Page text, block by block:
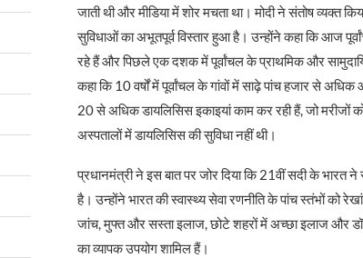
जाती थी और मीडिया में शोर मचता था। मोदी ने संतोष व्यक्त
सुविधाओं का अभूतपूर्व विस्तार हुआ है। उन्होंने कहा कि आज
रहे हैं और पिछले एक दशक में पूर्वांचल के प्राथमिक और
कहा कि 10 वर्षों में पूर्वांचल के गांवों में साढ़े पांच हजार से
20 से अधिक डायलिसिस इकाइयां काम कर रही हैं, जो मरीजों
अस्पतालों में डायलिसिस की सुविधा नहीं थी।
प्रधानमंत्री ने इस बात पर जोर दिया कि 21वीं सदी के भारत ने
है। उन्होंने भारत की स्वास्थ्य सेवा रणनीति के पांच स्तंभों को
जांच, मुफ्त और सस्ता इलाज, छोटे शहरों में अच्छा इलाज और
का व्यापक उपयोग शामिल हैं।